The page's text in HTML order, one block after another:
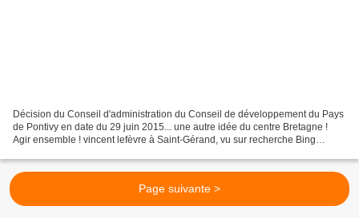
Décision du Conseil d'administration du Conseil de développement du Pays
de Pontivy en date du 29 juin 2015... une autre idée du centre Bretagne !
Agir ensemble ! vincent lefèvre à Saint-Gérand, vu sur recherche Bing
Page suivante >